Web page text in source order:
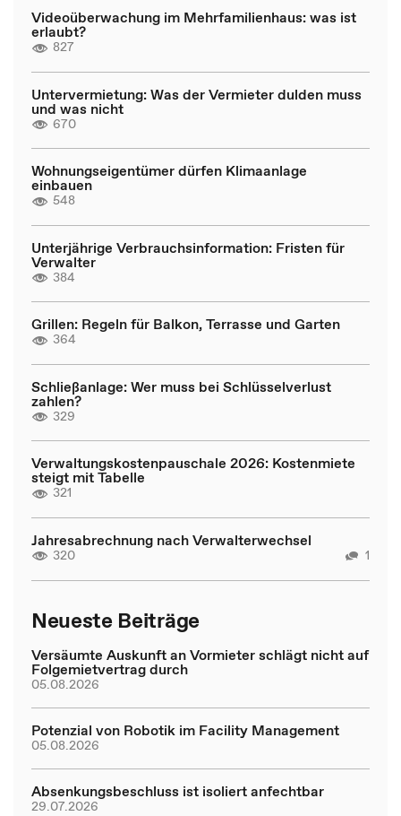
Videoüberwachung im Mehrfamilienhaus: was ist
erlaubt?
827
Untervermietung: Was der Vermieter dulden muss
und was nicht
670
Wohnungseigentümer dürfen Klimaanlage
einbauen
548
Unterjährige Verbrauchsinformation: Fristen für
Verwalter
384
Grillen: Regeln für Balkon, Terrasse und Garten
364
Schließanlage: Wer muss bei Schlüsselverlust
zahlen?
329
Verwaltungskostenpauschale 2026: Kostenmiete
steigt mit Tabelle
321
Jahresabrechnung nach Verwalterwechsel
320 1
Neueste Beiträge
Versäumte Auskunft an Vormieter schlägt nicht auf
Folgemietvertrag durch
05.08.2026
Potenzial von Robotik im Facility Management
05.08.2026
Absenkungsbeschluss ist isoliert anfechtbar
29.07.2026